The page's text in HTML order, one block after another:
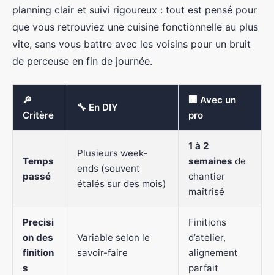
planning clair et suivi rigoureux : tout est pensé pour
que vous retrouviez une cuisine fonctionnelle au plus
vite, sans vous battre avec les voisins pour un bruit
de perceuse en fin de journée.
🔎
Critère
🔧 En DIY
🏢 Avec un
pro
Temps
passé
Plusieurs week-
ends (souvent
étalés sur des mois)
1 à 2
semaines de
chantier
maîtrisé
Precisi
on des
finition
s
Variable selon le
savoir-faire
Finitions
d’atelier,
alignement
parfait